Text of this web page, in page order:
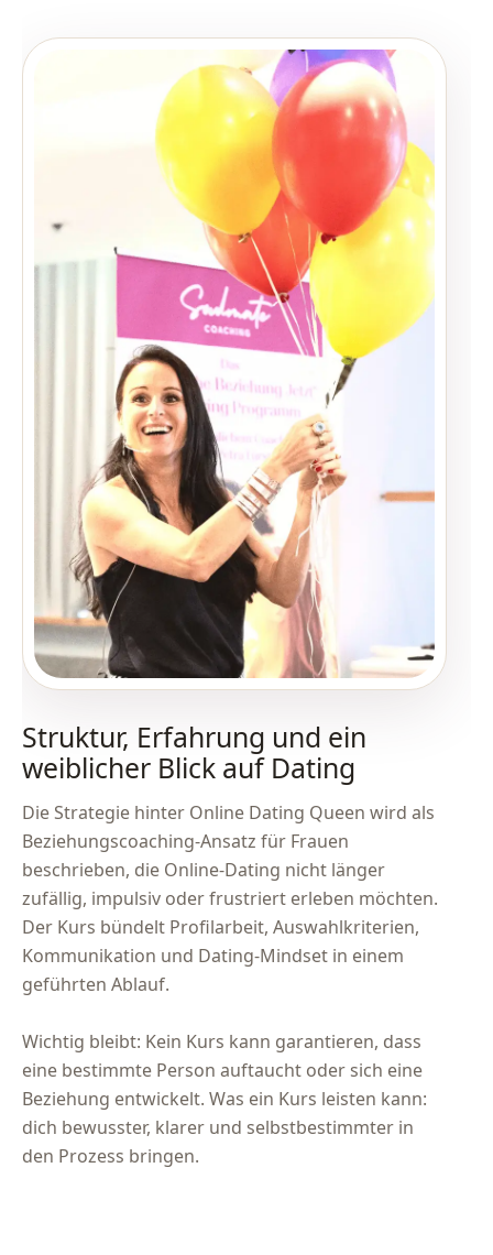
Struktur, Erfahrung und ein
weiblicher Blick auf Dating
Die Strategie hinter Online Dating Queen wird als
Beziehungscoaching-Ansatz für Frauen
beschrieben, die Online-Dating nicht länger
zufällig, impulsiv oder frustriert erleben möchten.
Der Kurs bündelt Profilarbeit, Auswahlkriterien,
Kommunikation und Dating-Mindset in einem
geführten Ablauf.
Wichtig bleibt: Kein Kurs kann garantieren, dass
eine bestimmte Person auftaucht oder sich eine
Beziehung entwickelt. Was ein Kurs leisten kann:
dich bewusster, klarer und selbstbestimmter in
den Prozess bringen.